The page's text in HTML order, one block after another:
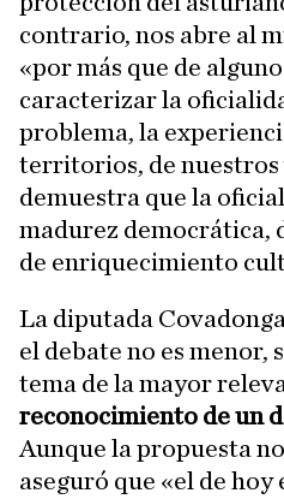
contrario, nos abre al
«por más que de
caracterizar la
problema, la
territorios, de nuestros
demuestra que la
madurez democrática,
de enriquecimiento
La diputada
el debate no es menor,
tema de la mayor
reconocimiento de un
Aunque la propuesta
aseguró que «el de hoy